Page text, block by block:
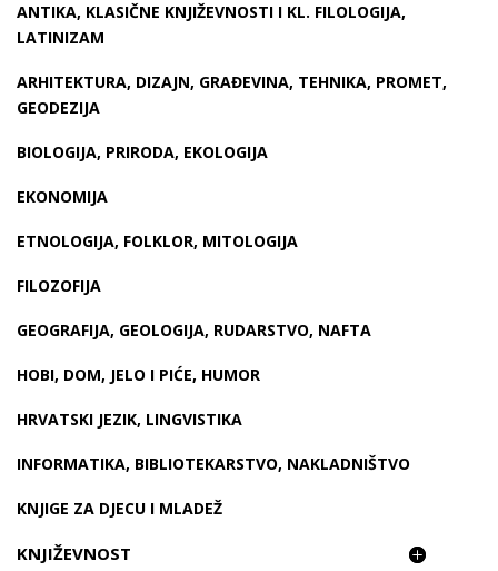
ANTIKA, KLASIČNE KNJIŽEVNOSTI I KL. FILOLOGIJA,
LATINIZAM
ARHITEKTURA, DIZAJN, GRAĐEVINA, TEHNIKA, PROMET,
GEODEZIJA
BIOLOGIJA, PRIRODA, EKOLOGIJA
EKONOMIJA
ETNOLOGIJA, FOLKLOR, MITOLOGIJA
FILOZOFIJA
GEOGRAFIJA, GEOLOGIJA, RUDARSTVO, NAFTA
HOBI, DOM, JELO I PIĆE, HUMOR
HRVATSKI JEZIK, LINGVISTIKA
INFORMATIKA, BIBLIOTEKARSTVO, NAKLADNIŠTVO
KNJIGE ZA DJECU I MLADEŽ
KNJIŽEVNOST